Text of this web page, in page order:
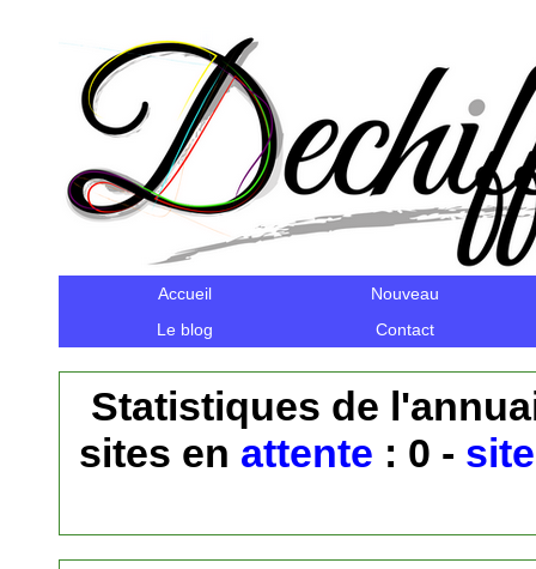
Accueil
Nouveau
Le blog
Contact
Statistiques de
sites en attente : 0 -